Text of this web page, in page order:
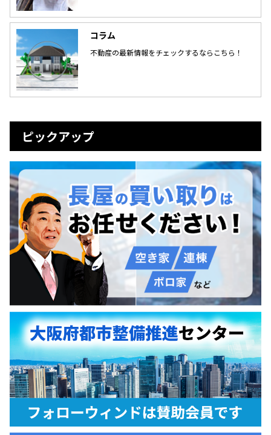
コラム
不動産の最新情報をチェックするならこちら！
ピックアップ